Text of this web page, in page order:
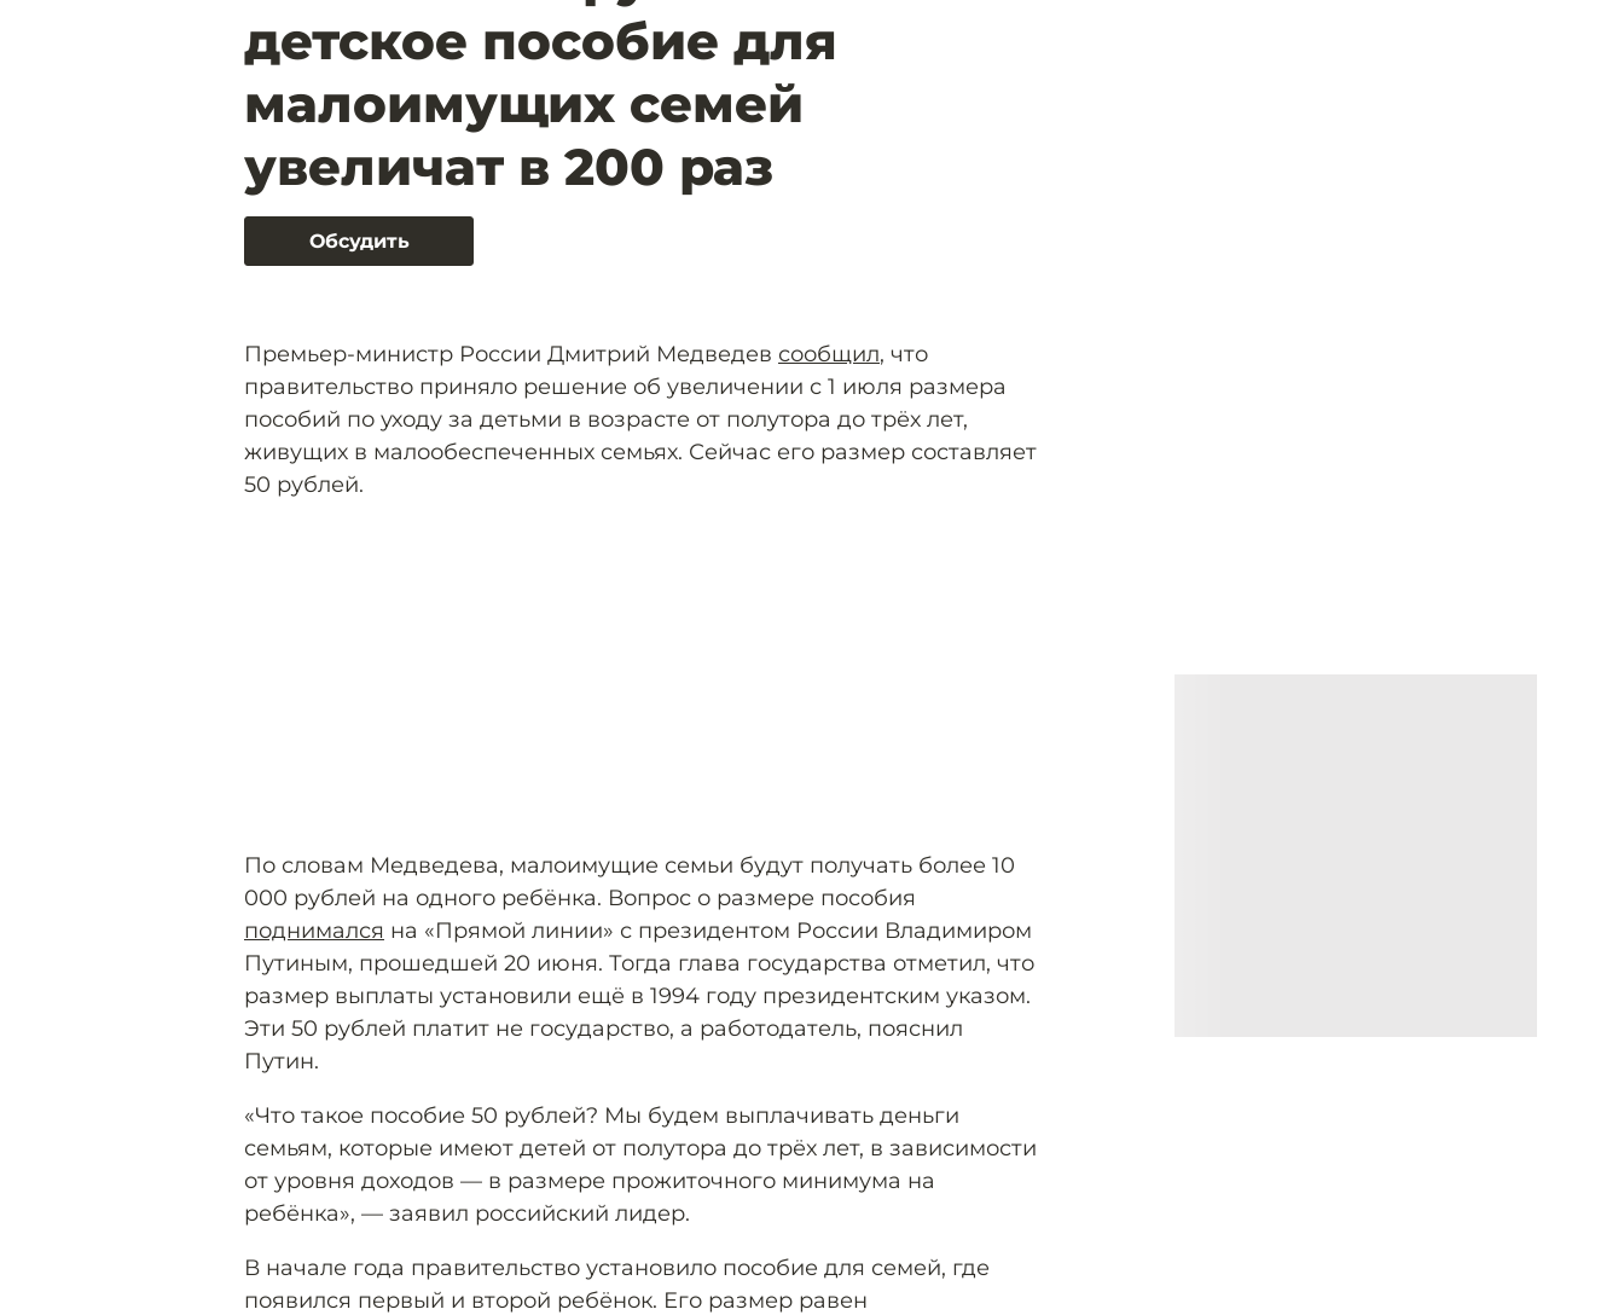
детское пособие для
малоимущих семей
увеличат в 200 раз
Обсудить
Премьер-министр России Дмитрий Медведев сообщил, что
правительство приняло решение об увеличении с 1 июля размера
пособий по уходу за детьми в возрасте от полутора до трёх лет,
живущих в малообеспеченных семьях. Сейчас его размер составляет
50 рублей.
По словам Медведева, малоимущие семьи будут получать более 10
000 рублей на одного ребёнка. Вопрос о размере пособия
поднимался на «Прямой линии» с президентом России Владимиром
Путиным, прошедшей 20 июня. Тогда глава государства отметил, что
размер выплаты установили ещё в 1994 году президентским указом.
Эти 50 рублей платит не государство, а работодатель, пояснил
Путин.
«Что такое пособие 50 рублей? Мы будем выплачивать деньги
семьям, которые имеют детей от полутора до трёх лет, в зависимости
от уровня доходов — в размере прожиточного минимума на
ребёнка», — заявил российский лидер.
В начале года правительство установило пособие для семей, где
появился первый и второй ребёнок. Его размер равен